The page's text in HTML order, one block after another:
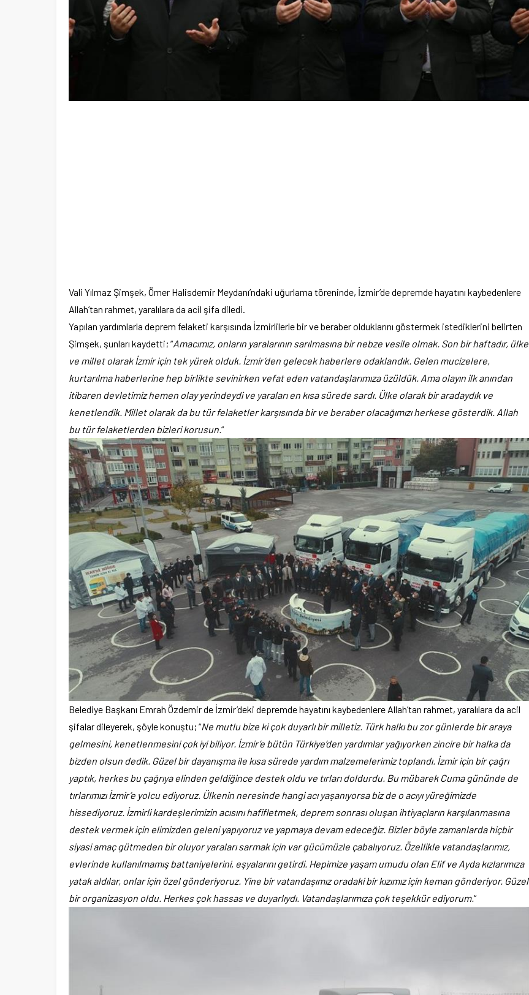
Vali Yılmaz Şimşek, Ömer Halisdemir Meydanı’ndaki uğurlama töreninde, İzmir’de depremde hayatını kaybedenlere
Allah’tan rahmet, yaralılara da acil şifa diledi.
Yapılan yardımlarla deprem felaketi karşısında İzmirlilerle bir ve beraber olduklarını göstermek istediklerini belirten
Şimşek, şunları kaydetti; “Amacımız, onların yaralarının sarılmasına bir nebze vesile olmak. Son bir haftadır, ülke
ve millet olarak İzmir için tek yürek olduk. İzmir’den gelecek haberlere odaklandık. Gelen mucizelere,
kurtarılma haberlerine hep birlikte sevinirken vefat eden vatandaşlarımıza üzüldük. Ama olayın ilk anından
itibaren devletimiz hemen olay yerindeydi ve yaraları en kısa sürede sardı. Ülke olarak bir aradaydık ve
kenetlendik. Millet olarak da bu tür felaketler karşısında bir ve beraber olacağımızı herkese gösterdik. Allah
bu tür felaketlerden bizleri korusun.“
Belediye Başkanı Emrah Özdemir de İzmir’deki depremde hayatını kaybedenlere Allah’tan rahmet, yaralılara da acil
şifalar dileyerek, şöyle konuştu; “Ne mutlu bize ki çok duyarlı bir milletiz. Türk halkı bu zor günlerde bir araya
gelmesini, kenetlenmesini çok iyi biliyor. İzmir’e bütün Türkiye’den yardımlar yağıyorken zincire bir halka da
bizden olsun dedik. Güzel bir dayanışma ile kısa sürede yardım malzemelerimiz toplandı. İzmir için bir çağrı
yaptık, herkes bu çağrıya elinden geldiğince destek oldu ve tırları doldurdu. Bu mübarek Cuma gününde de
tırlarımızı İzmir’e yolcu ediyoruz. Ülkenin neresinde hangi acı yaşanıyorsa biz de o acıyı yüreğimizde
hissediyoruz. İzmirli kardeşlerimizin acısını hafifletmek, deprem sonrası oluşan ihtiyaçların karşılanmasına
destek vermek için elimizden geleni yapıyoruz ve yapmaya devam edeceğiz. Bizler böyle zamanlarda hiçbir
siyasi amaç gütmeden bir oluyor yaraları sarmak için var gücümüzle çabalıyoruz. Özellikle vatandaşlarımız,
evlerinde kullanılmamış battaniyelerini, eşyalarını getirdi. Hepimize yaşam umudu olan Elif ve Ayda kızlarımıza
yatak aldılar, onlar için özel gönderiyoruz. Yine bir vatandaşımız oradaki bir kızımız için keman gönderiyor. Güzel
bir organizasyon oldu. Herkes çok hassas ve duyarlıydı. Vatandaşlarımıza çok teşekkür ediyorum.“